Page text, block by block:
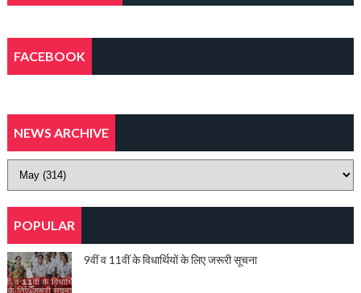
FACEBOOK
NEWS ARCHIVE
POPULAR
9वीं व 11वीं के विधार्थियों के लिए जरूरी सूचना